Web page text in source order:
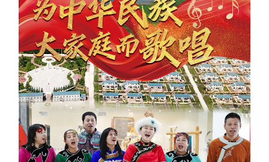
城市 旅游 能源 会展
彩票 娱乐 时尚 悦读
公益 一带一路 亚太网 上市公司
文化产业
地方频道